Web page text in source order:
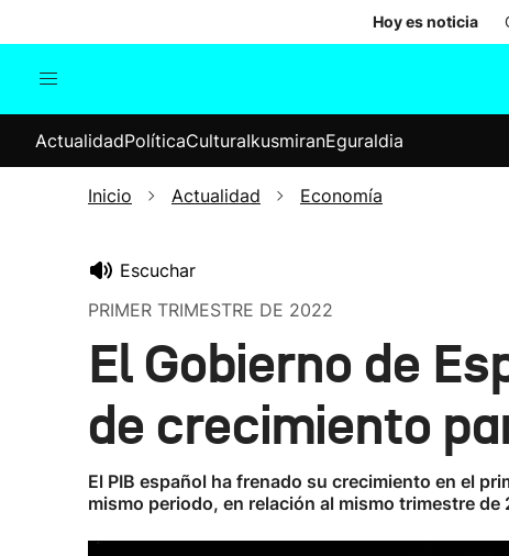
Hoy es noticia
Internacional
Elecciones
ActualidadPolíticaCulturaIkusmiranEguraldia
Inicio Actualidad Economía
Escuchar
PRIMER TRIMESTRE DE 2022
El Gobierno de
de crecimiento
El PIB español ha frenado su crecimiento en el
mismo periodo, en relación al mismo trimestre